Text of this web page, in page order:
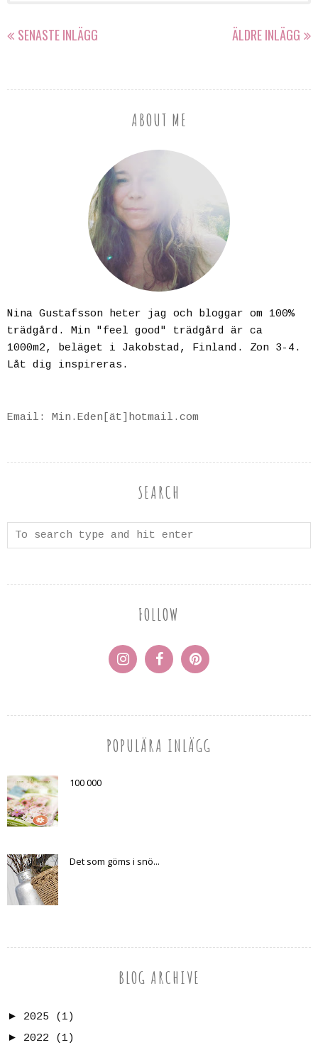
SENASTE INLÄGG ÄLDRE INLÄGG
ABOUT ME
Nina Gustafsson heter jag och bloggar om 100%
trädgård. Min "feel good" trädgård är ca
1000m2, beläget i Jakobstad, Finland. Zon 3-4.
Låt dig inspireras.
Email: Min.Eden[ät]hotmail.com
SEARCH
FOLLOW
POPULÄRA INLÄGG
100 000
Det som göms i snö...
BLOG ARCHIVE
► 2025
(1)
► 2022
(1)